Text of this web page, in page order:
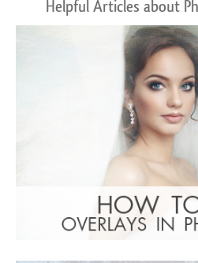
Helpful Articles about